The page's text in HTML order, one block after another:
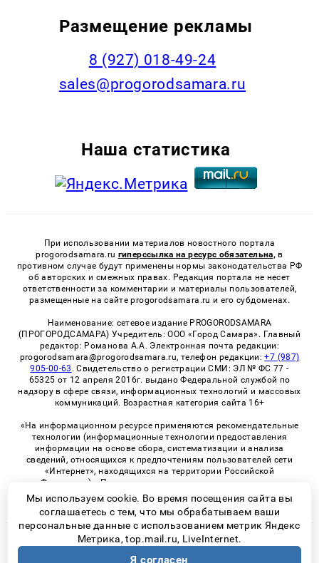
Размещение рекламы
8 (927) 018-49-24
sales@progorodsamara.ru
Наша статистика
При использовании материалов новостного портала
progorodsamara.ru гиперссылка на ресурс обязательна, в
противном случае будут применены нормы законодательства РФ
об авторских и смежных правах. Редакция портала не несет
ответственности за комментарии и материалы пользователей,
размещенные на сайте progorodsamara.ru и его субдоменах.
Наименование: сетевое издание PROGORODSAMARA
(ПРОГОРОДСАМАРА) Учредитель: ООО «Город Самара». Главный
редактор: Романова А.А. Электронная почта редакции:
progorodsamara@progorodsamara.ru, телефон редакции:+7 (987)
905-00-63 . Свидетельство о регистрации СМИ: ЭЛ № ФС 77 -
65325 от 12 апреля 2016г. выдано Федеральной службой по
надзору в сфере связи, информационных технологий и массовых
коммуникаций. Возрастная категория сайта 16+
«На информационном ресурсе применяются рекомендательные
технологии (информационные технологии предоставления
информации на основе сбора, систематизации и анализа
сведений, относящихся к предпочтениям пользователей сети
«Интернет», находящихся на территории Российской
Федерации)». Правила применения рекомендательных
технологий в виджетах рекламно-обменной сети
«СМИ2» (PDF)
© 2026 «ProGorodSamara» | Все права защищены
Возрастная категория сайта 16+
Мы используем cookie. Во время посещения сайта вы
соглашаетесь с тем, что мы обрабатываем ваши
персональные данные с использованием метрик Яндекс
Метрика, top.mail.ru, LiveInternet.
Я согласен